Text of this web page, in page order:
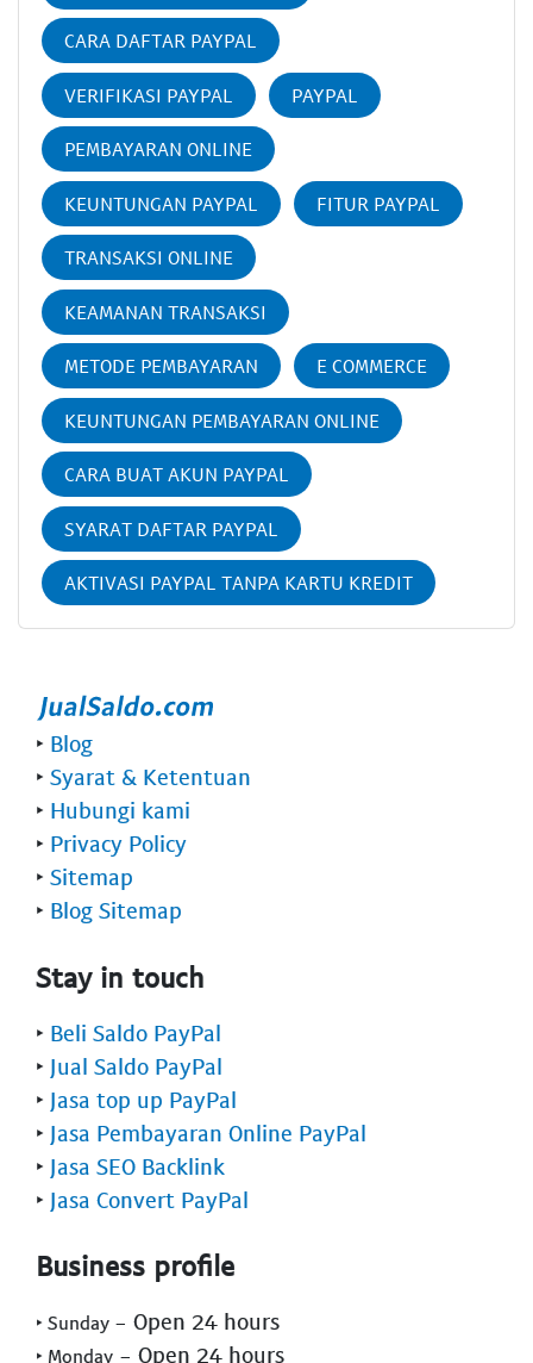
CARA DAFTAR PAYPAL
VERIFIKASI PAYPAL PAYPAL
PEMBAYARAN ONLINE
KEUNTUNGAN PAYPAL FITUR PAYPAL
TRANSAKSI ONLINE
KEAMANAN TRANSAKSI
METODE PEMBAYARAN E COMMERCE
KEUNTUNGAN PEMBAYARAN ONLINE
CARA BUAT AKUN PAYPAL
SYARAT DAFTAR PAYPAL
AKTIVASI PAYPAL TANPA KARTU KREDIT
‣ Blog
‣ Syarat & Ketentuan
‣ Hubungi kami
‣ Privacy Policy
‣ Sitemap
‣ Blog Sitemap
Stay in touch
‣ Beli Saldo PayPal
‣ Jual Saldo PayPal
‣ Jasa top up PayPal
‣ Jasa Pembayaran Online PayPal
‣ Jasa SEO Backlink
‣ Jasa Convert PayPal
Business profile
‣ Sunday - Open 24 hours
‣ Monday - Open 24 hours